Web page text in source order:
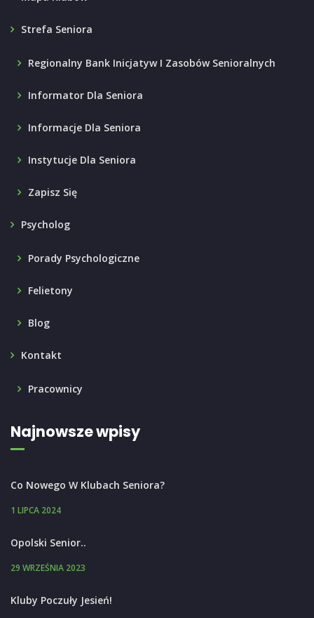
Strefa Seniora
Regionalny Bank Inicjatyw I Zasobów Senioralnych
Informator Dla Seniora
Informacje Dla Seniora
Instytucje Dla Seniora
Zapisz Się
Psycholog
Porady Psychologiczne
Felietony
Blog
Kontakt
Pracownicy
Najnowsze wpisy
Co Nowego W Klubach Seniora?
1 LIPCA 2024
Opolski Senior..
29 WRZEŚNIA 2023
Kluby Poczuły Jesień!